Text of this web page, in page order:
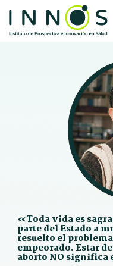
«Toda vida es
parte del Estado a
resuelto el
empeorado. Estar
aborto NO significa